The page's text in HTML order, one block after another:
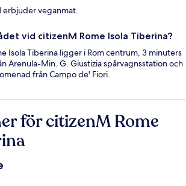
erbjuder veganmat.
vid citizenM Rome Isola Tiberina?
Isola Tiberina ligger i Rom centrum, 3 minuters
Arenula-Min. G. Giustizia spårvagnsstation och
från Campo de' Fiori.
för citizenM Rome